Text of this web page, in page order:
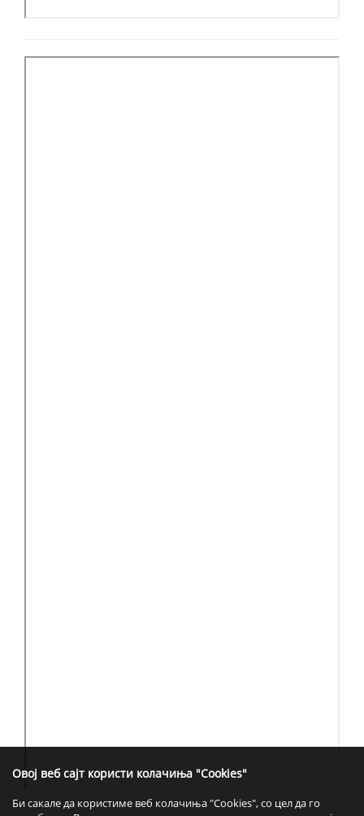
Овој веб сајт користи колачиња "Cookies"
Би сакале да користиме веб колачиња "Cookies", со цел да го